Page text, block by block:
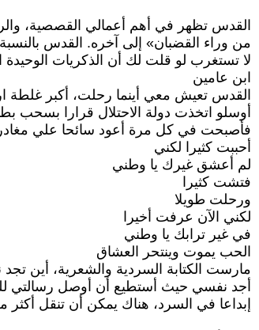
القدس تظهر في أهم أعمالي القصصية،
من وراء القضبان» إلى آخره. القدس
لا تستغرب لو قلت لك أن الذكريات
ابن عامين
القدس تعيش معي أينما رحلت، أكبر غلطة
أوسلو اتخذت دولة الاحتلال قرارا بسحب
فأصبحت في كل مرة أعود سائحا علي
أحببت كثيرا لكني
لم أعشق غيرك يا وطني
فتشت كثيرا
ورحلت طويلا
لكني الآن عرفت أخيرا
في غير ترابك يا وطني
الحب يموت وينتحر العشاق
مارست الكتابة السردية والشعرية، أين
أجد نفسي حيث أستطيع أن أوصل رسالتي
إبداعا في السرد، هناك يمكن أن تنقل